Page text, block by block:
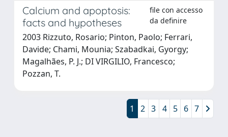
Calcium and apoptosis:
facts and hypotheses
file con accesso
da definire
2003 Rizzuto, Rosario; Pinton, Paolo; Ferrari,
Davide; Chami, Mounia; Szabadkai, Gyorgy;
Magalhães, P. J.; DI VIRGILIO, Francesco;
Pozzan, T.
1 2 3 4 5 6 7